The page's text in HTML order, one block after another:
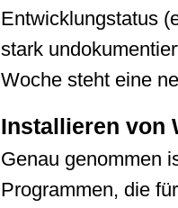
Entwicklungstatus
stark
Woche steht eine
Installieren von
Genau genommen
Programmen, die